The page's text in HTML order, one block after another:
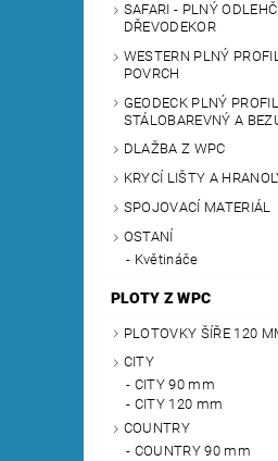
SAFARI - PLNÝ
DŘEVODEKOR
WESTERN PLNÝ
POVRCH
GEODECK PLNÝ
STÁLOBAREVNÝ A
DLAŽBA Z WPC
KRYCÍ LIŠTY A
SPOJOVACÍ MATERIÁL
OSTANÍ
Květináče
PLOTY Z WPC
PLOTOVKY ŠÍŘE 120
CITY
CITY 90 mm
CITY 120 mm
COUNTRY
COUNTRY 90 mm